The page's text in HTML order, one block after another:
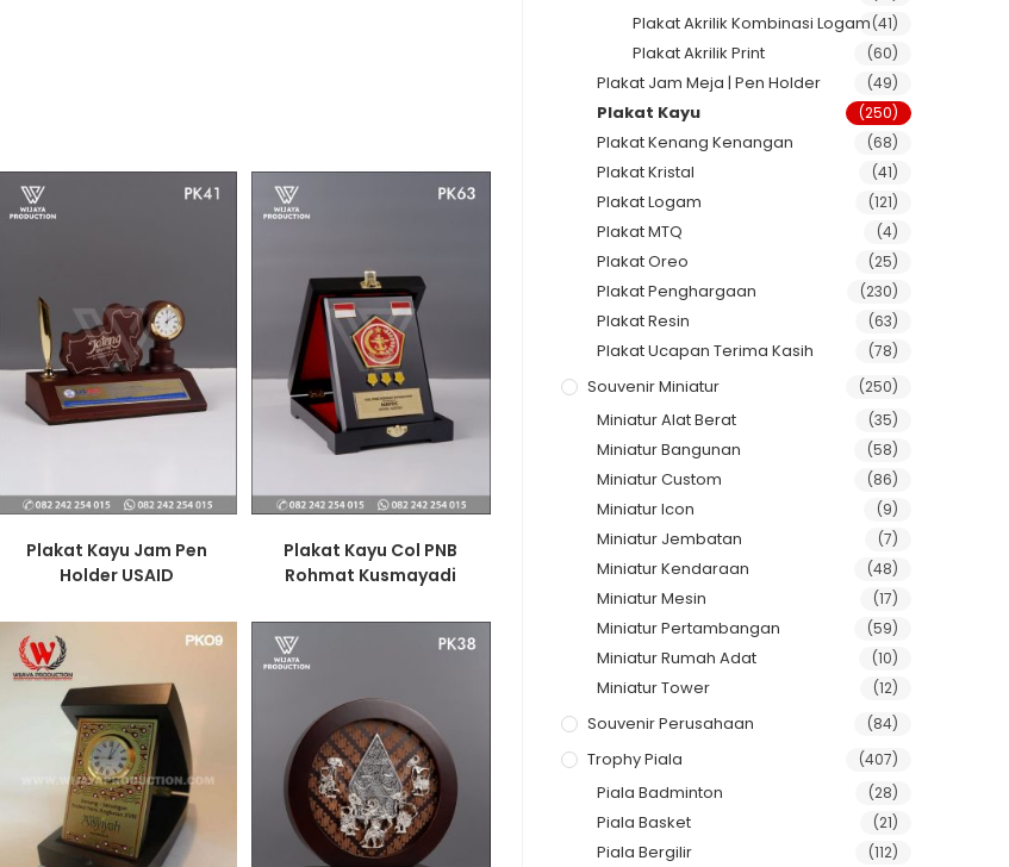
Plakat Kayu Jam Pen
Holder USAID
Plakat Kayu Col PNB
Rohmat Kusmayadi
Plakat Akrilik Kombinasi Logam(41)
Plakat Akrilik Print (60)
Plakat Jam Meja | Pen Holder (49)
Plakat Kayu (250)
Plakat Kenang Kenangan (68)
Plakat Kristal (41)
Plakat Logam (121)
Plakat MTQ (4)
Plakat Oreo (25)
Plakat Penghargaan (230)
Plakat Resin (63)
Plakat Ucapan Terima Kasih (78)
Souvenir Miniatur (250)
Miniatur Alat Berat (35)
Miniatur Bangunan (58)
Miniatur Custom (86)
Miniatur Icon (9)
Miniatur Jembatan (7)
Miniatur Kendaraan (48)
Miniatur Mesin (17)
Miniatur Pertambangan (59)
Miniatur Rumah Adat (10)
Miniatur Tower (12)
Souvenir Perusahaan (84)
Trophy Piala (407)
Piala Badminton (28)
Piala Basket (21)
Piala Bergilir (112)